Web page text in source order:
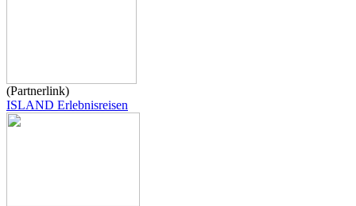
(Partnerlink)
ISLAND Erlebnisreisen